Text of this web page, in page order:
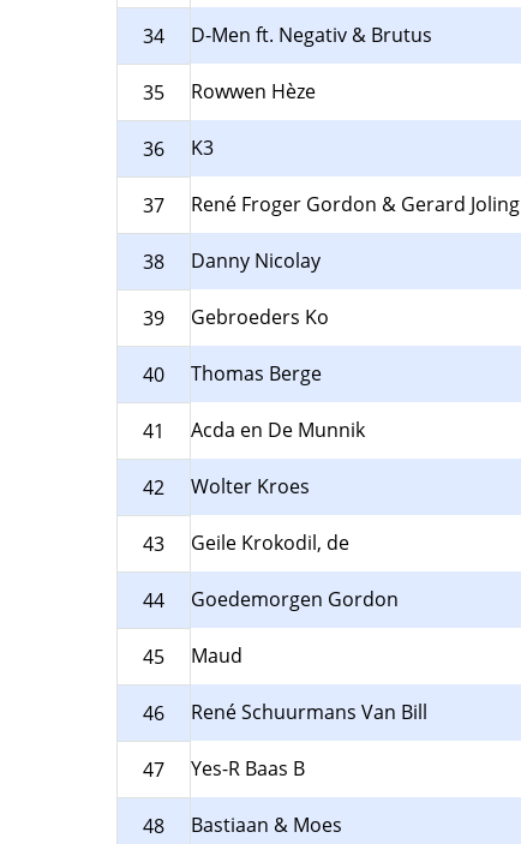
34 D-Men ft. Negativ & Brutus
35 Rowwen Hèze
36 K3
37 René Froger Gordon & Gerard Joling
38 Danny Nicolay
39 Gebroeders Ko
40 Thomas Berge
41 Acda en De Munnik
42 Wolter Kroes
43 Geile Krokodil, de
44 Goedemorgen Gordon
45 Maud
46 René Schuurmans Van Bill
47 Yes-R Baas B
48 Bastiaan & Moes